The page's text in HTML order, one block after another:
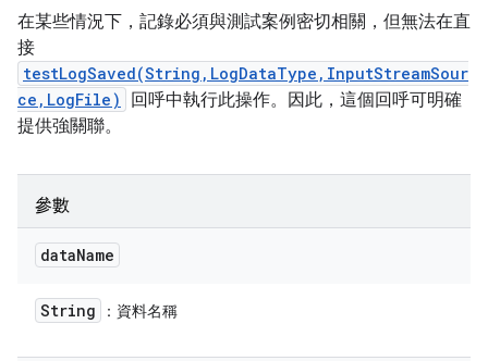
在某些情況下，記錄必須與測試案例密切相關，但無法在直
接
testLogSaved(String,LogDataType,InputStreamSour
ce,LogFile)
回呼中執行此操作。因此，這個回呼可明確
提供強關聯。
參數
dataName
String ：資料名稱